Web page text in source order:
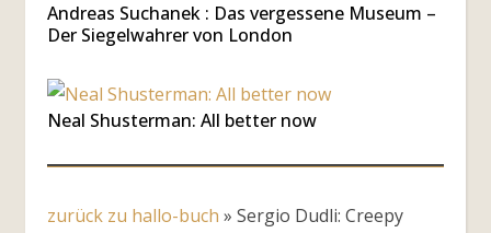
Andreas Suchanek : Das vergessene Museum –
Der Siegelwahrer von London
Neal Shusterman: All better now
zurück zu hallo-buch » Sergio Dudli: Creepy